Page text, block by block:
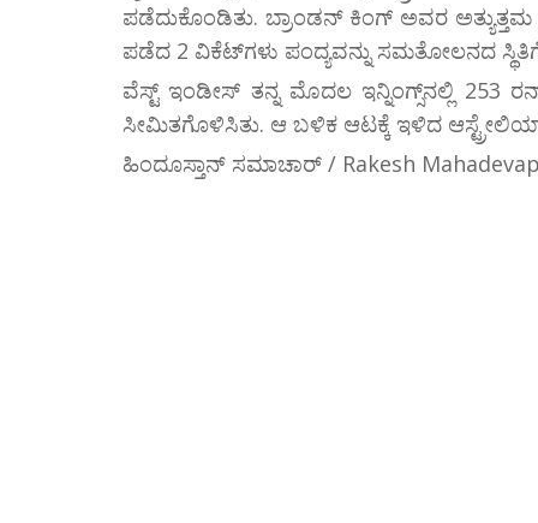
ಪಡೆದುಕೊಂಡಿತು. ಬ್ರಾಂಡನ್ ಕಿಂಗ್ ಅವರ
ಪಡೆದ 2 ವಿಕೆಟ್‌ಗಳು ಪಂದ್ಯವನ್ನು ಸಮತೋಲನದ
ವೆಸ್ಟ್ ಇಂಡೀಸ್ ತನ್ನ ಮೊದಲ ಇನ್ನಿಂಗ್ಸ್‌ನಲ್ಲಿ 253
ಸೀಮಿತಗೊಳಿಸಿತು. ಆ ಬಳಿಕ ಆಟಕ್ಕೆ ಇಳಿದ
ಹಿಂದೂಸ್ತಾನ್ ಸಮಾಚಾರ್ / Rakesh